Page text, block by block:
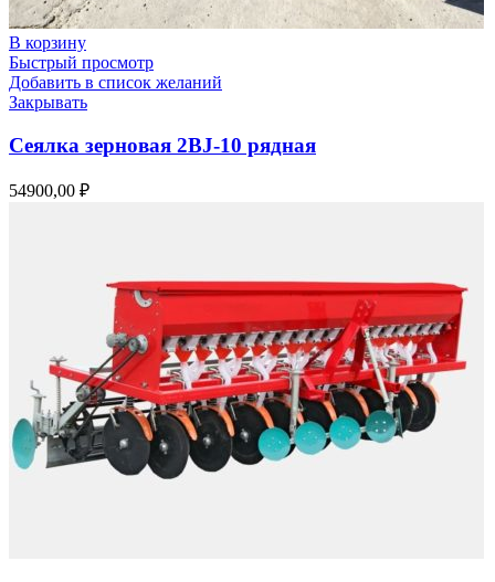
В корзину
Быстрый просмотр
Добавить в список желаний
Закрывать
Сеялка зерновая 2BJ-10 рядная
54900,00 ₽